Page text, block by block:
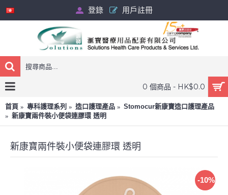
登錄 用戶註冊
0 個商品 - HK$0.0
首頁 專科護理系列 造口護理產品
Stomocur新康寶造口護理產品
新康寶兩件裝小便袋連膠環 透明
新康寶兩件裝小便袋連膠環 透明
-10%